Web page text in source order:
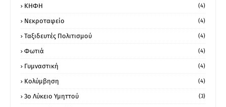
ΚΗΦΗ (4)
Νεκροταφείο (4)
Ταξιδευτές Πολιτισμού (4)
Φωτιά (4)
Γυμναστική (4)
Κολύμβηση (4)
3ο Λύκειο Υμηττού (3)